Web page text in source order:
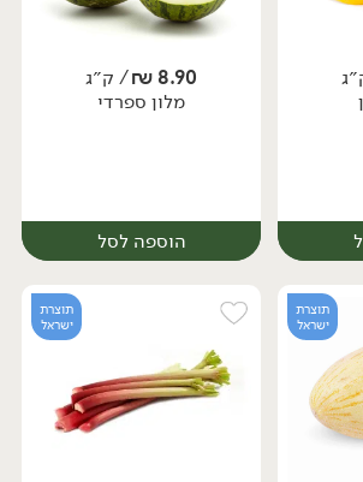
יח׳
8.90
₪/ ק״ג
מלון ספרדי
הוספה לסל
תוצרת
ישראל
תוצרת
ישראל